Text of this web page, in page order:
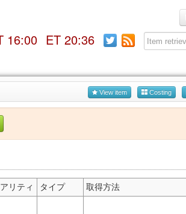
ET 20:36
16:00
Costing
View item
リティ タイプ 取得方法